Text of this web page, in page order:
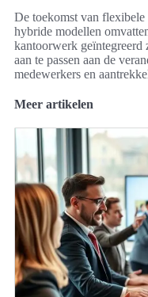
De toekomst van
hybride modellen
kantoorwerk
aan te passen aan de
medewerkers en
Meer artikelen